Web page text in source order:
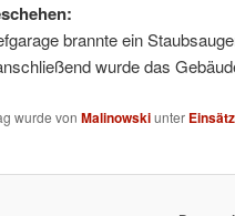
brannte ein
wurde das
wurde von Malinowskiunter